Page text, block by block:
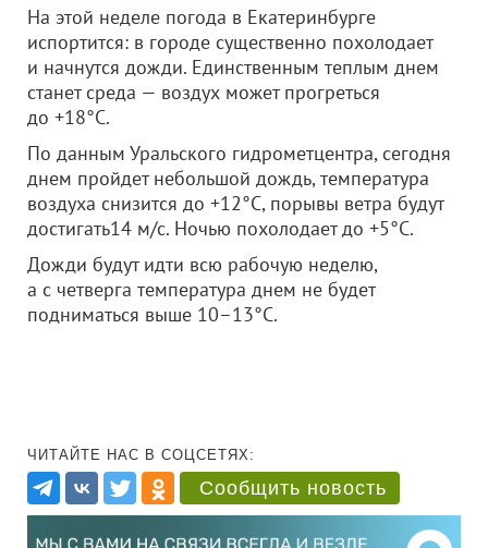
На этой неделе погода в Екатеринбурге
испортится: в городе существенно похолодает
и начнутся дожди. Единственным теплым днем
станет среда — воздух может прогреться
до +18°C.
По данным Уральского гидрометцентра, сегодня
днем пройдет небольшой дождь, температура
воздуха снизится до +12°C, порывы ветра будут
достигать14 м/с. Ночью похолодает до +5°C.
Дожди будут идти всю рабочую неделю,
а с четверга температура днем не будет
подниматься выше 10–13°C.
ЧИТАЙТЕ НАС В СОЦСЕТЯХ:
Сообщить новость